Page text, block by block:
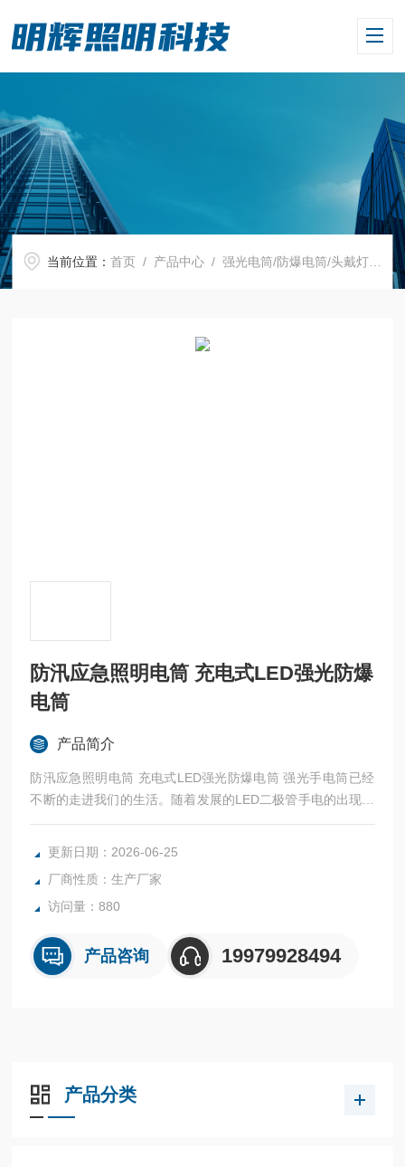
当前位置：首页 / 产品中心 /强光电筒/防爆电筒/头戴灯
防汛应急照明电筒 充电式LED强光防爆
电筒
产品简介
防汛应急照明电筒 充电式LED强光防爆电筒 强光手电筒已经
不断的走进我们的生活。随着发展的LED二极管手电的出现到
现在的单灯大功率 1W、3W的出现，不断的丰富大家的手电
选择。尤其是航空铝合金的金属手电的出现让很多买家心动。
更新日期：2026-06-25
厂商性质：生产厂家
访问量：880
产品咨询 19979928494
产品分类